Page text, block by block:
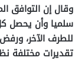
وقال إن التوافق
سلميا وأن يحصل
للطرف الآخر،
تقديرات مختلفة